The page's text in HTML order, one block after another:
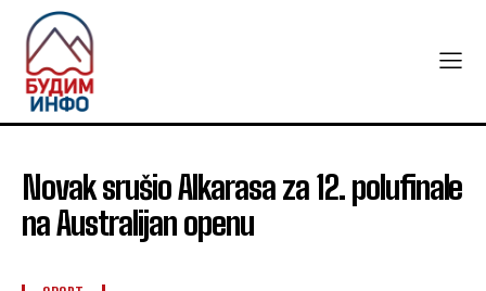
Novak srušio Alkarasa za 12. polufinale
na Australijan openu